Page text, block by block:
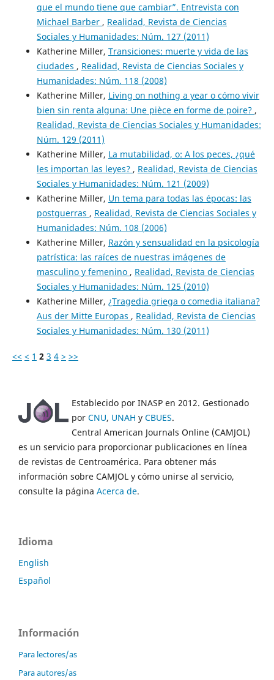
que el mundo tiene que cambiar”. Entrevista con
Michael Barber , Realidad, Revista de Ciencias
Sociales y Humanidades: Núm. 127 (2011)
Katherine Miller, Transiciones: muerte y vida de las
ciudades , Realidad, Revista de Ciencias Sociales y
Humanidades: Núm. 118 (2008)
Katherine Miller, Living on nothing a year o cómo vivir
bien sin renta alguna: Une pièce en forme de poire? ,
Realidad, Revista de Ciencias Sociales y Humanidades:
Núm. 129 (2011)
Katherine Miller, La mutabilidad, o: A los peces, ¿qué
les importan las leyes? , Realidad, Revista de Ciencias
Sociales y Humanidades: Núm. 121 (2009)
Katherine Miller, Un tema para todas las épocas: las
postguerras , Realidad, Revista de Ciencias Sociales y
Humanidades: Núm. 108 (2006)
Katherine Miller, Razón y sensualidad en la psicología
patrística: las raíces de nuestras imágenes de
masculino y femenino , Realidad, Revista de Ciencias
Sociales y Humanidades: Núm. 125 (2010)
Katherine Miller, ¿Tragedia griega o comedia italiana?
Aus der Mitte Europas , Realidad, Revista de Ciencias
Sociales y Humanidades: Núm. 130 (2011)
<< < 1 2 3 4 > >>
Establecido por INASP en 2012. Gestionado
por CNU, UNAH y CBUES.
Central American Journals Online (CAMJOL)
es un servicio para proporcionar publicaciones en línea
de revistas de Centroamérica. Para obtener más
información sobre CAMJOL y cómo unirse al servicio,
consulte la página Acerca de.
Idioma
English
Español
Información
Para lectores/as
Para autores/as